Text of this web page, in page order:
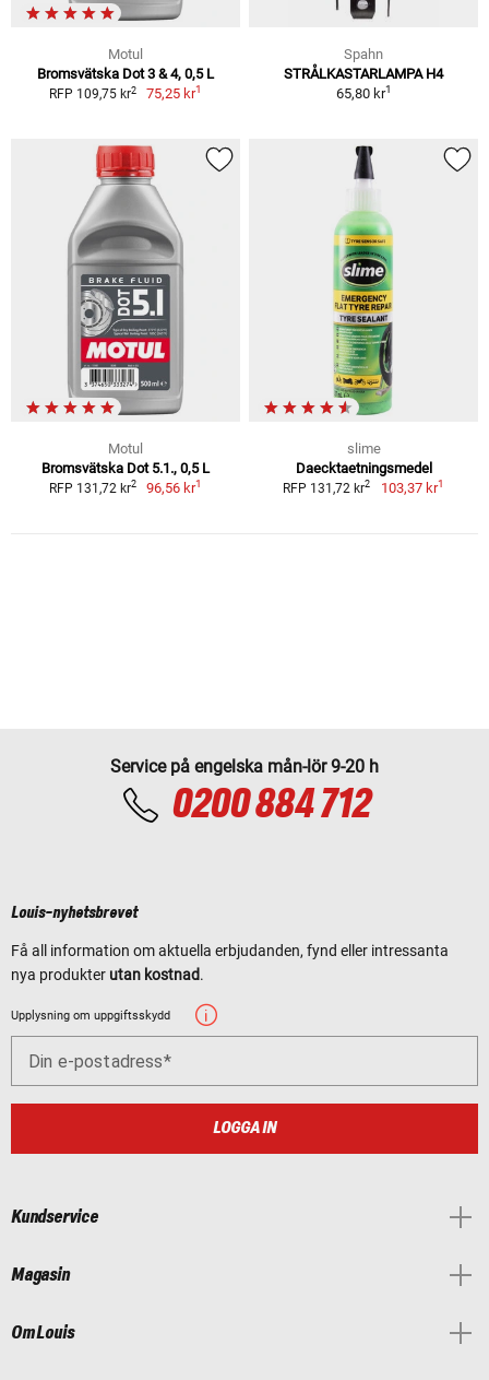
Motul
Bromsvätska Dot 3 & 4, 0,5 L
RFP 109,75 kr2 75,25 kr1
Spahn
STRÅLKASTARLAMPA H4
65,80 kr1
Motul
Bromsvätska Dot 5.1., 0,5 L
RFP 131,72 kr2 96,56 kr1
slime
Daecktaetningsmedel
RFP 131,72 kr2 103,37 kr1
Service på engelska mån-lör 9-20 h
0200 884 712
Louis-nyhetsbrevet
Få all information om aktuella erbjudanden, fynd eller intressanta
nya produkter utan kostnad.
Upplysning om uppgiftsskydd
Din e-postadress
LOGGA IN
Kundservice
Magasin
Om Louis